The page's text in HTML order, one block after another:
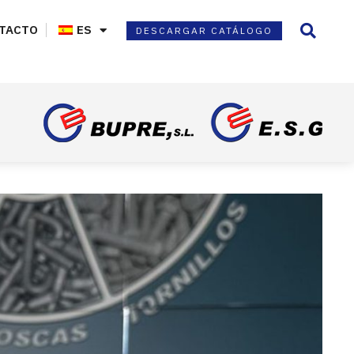
ES DESCARGAR CATÁLOGO